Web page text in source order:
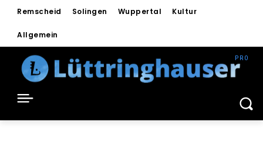
Remscheid Solingen Wuppertal Kultur
Allgemein